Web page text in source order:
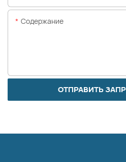
Содержание
ОТПРАВИТЬ